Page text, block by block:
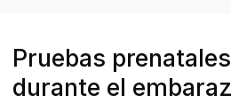
Pruebas
durante el